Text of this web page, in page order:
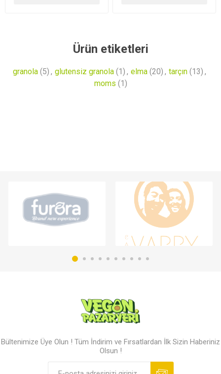
Ürün etiketleri
granola (5) , glutensiz granola (1) , elma (20) , tarçın (13) ,
moms (1)
Bültenimize Üye Olun ! Tüm İndirim ve Fırsatlardan İlk Sizin Haberiniz
Olsun !